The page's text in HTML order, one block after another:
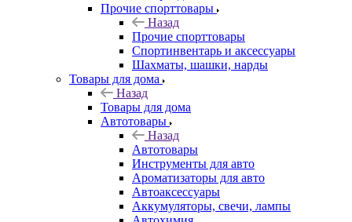
Прочие спорттовары
Назад
Прочие спорттовары
Спортинвентарь и аксессуары
Шахматы, шашки, нарды
Товары для дома
Назад
Товары для дома
Автотовары
Назад
Автотовары
Инструменты для авто
Ароматизаторы для авто
Автоаксессуары
Аккумуляторы, свечи, лампы